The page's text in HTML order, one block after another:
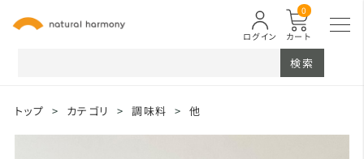
カート
0
ログイン
検索
トップ > カテゴリ > 調味料 > 他